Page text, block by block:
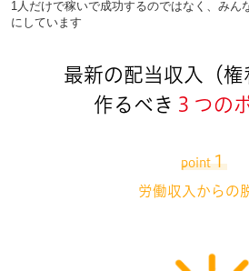
1人だけで稼いで成功するのではなく、みん
にしています
最新の配当収入（
作るべき ３つの
point１
労働収入からの